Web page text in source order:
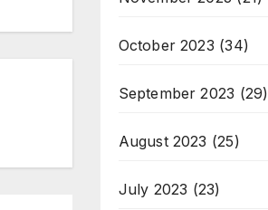
October 2023 (34)
September 2023 (29)
August 2023 (25)
July 2023 (23)